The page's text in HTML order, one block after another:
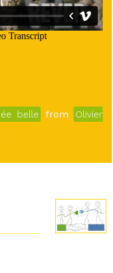
belle from
Olivier